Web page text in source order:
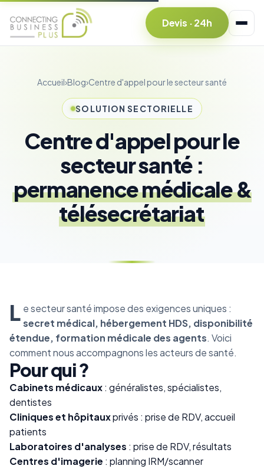
Devis · 24h
Accueil›Blog›Centre d'appel pour le secteur santé
SOLUTION SECTORIELLE
Centre d'appel pour le
secteur santé :
permanence médicale &
télésecrétariat
L e secteur santé impose des exigences uniques :
secret médical, hébergement HDS, disponibilité
étendue, formation médicale des agents. Voici
comment nous accompagnons les acteurs de santé.
Pour qui ?
Cabinets médicaux: généralistes, spécialistes,
dentistes
Cliniques et hôpitauxprivés : prise de RDV, accueil
patients
Laboratoires d'analyses : prise de RDV, résultats
Centres d'imagerie : planning IRM/scanner